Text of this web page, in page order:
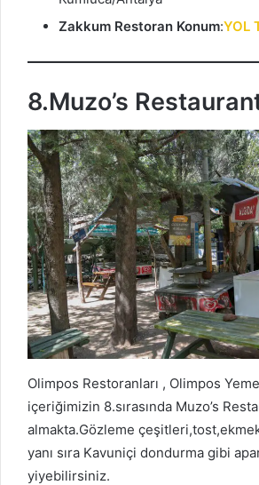
Zakkum Restoran Konum:YOL
8.Muzo’s
Olimpos Restoranları , Olimpos
içeriğimizin 8.sırasında Muzo’s
almakta.Gözleme
yanı sıra Kavuniçi dondurma gibi
yiyebilirsiniz.